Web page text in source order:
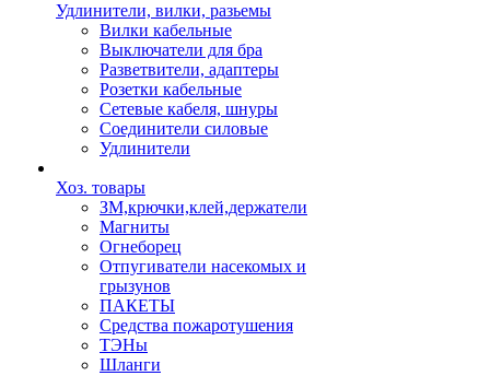
Удлинители, вилки, разьемы
Вилки кабельные
Выключатели для бра
Разветвители, адаптеры
Розетки кабельные
Сетевые кабеля, шнуры
Соединители силовые
Удлинители
Хоз. товары
ЗМ,крючки,клей,держатели
Магниты
Огнеборец
Отпугиватели насекомых и
грызунов
ПАКЕТЫ
Средства пожаротушения
ТЭНы
Шланги